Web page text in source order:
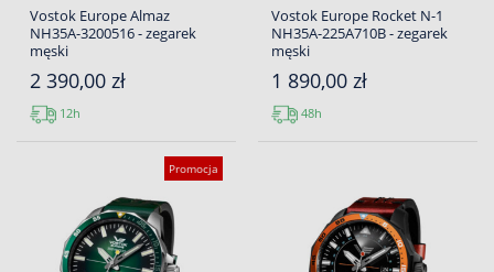
Vostok Europe Almaz
NH35A-3200516 - zegarek
męski
2 390,00 zł
12h
Vostok Europe Rocket N-1
NH35A-225A710B - zegarek
męski
1 890,00 zł
48h
Promocja